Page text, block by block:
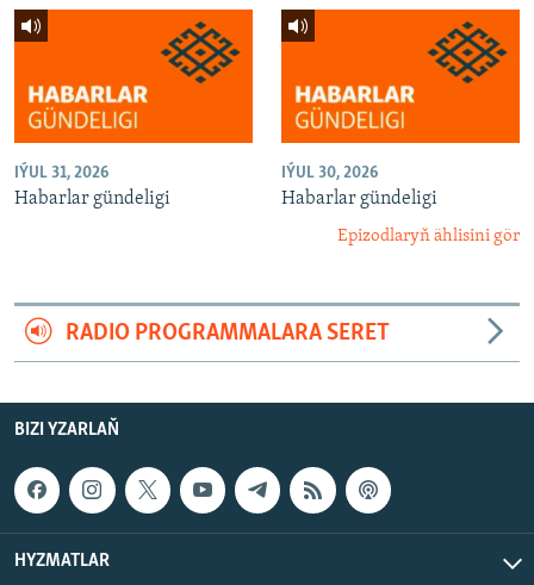
IÝUL 31, 2026
Habarlar gündeligi
IÝUL 30, 2026
Habarlar gündeligi
Epizodlaryň ählisini gör
RADIO PROGRAMMALARA SERET
BIZI YZARLAŇ
HYZMATLAR